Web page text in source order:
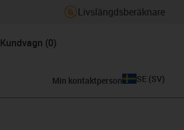
Livslängdsberäknare
Kundvagn (0)
Min kontaktperson SE (SV)